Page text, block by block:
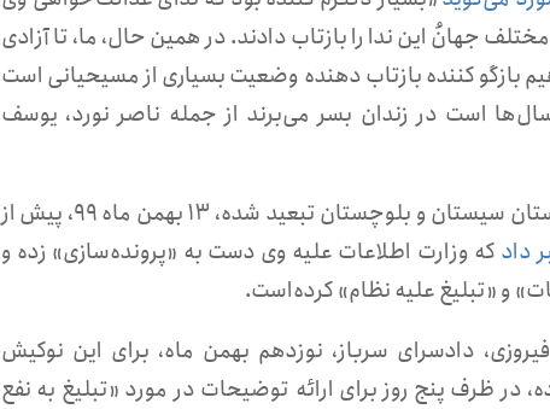
جهانُ این ندا را بازتاب دادند. در همین حال، ما، تا آزادی
بازگو کننده بازتاب دهنده وضعیت بسیاری از مسیحیانی است
سال‌ها است در زندان بسر می‌برند از جمله ناصر نورد، یوسف
آقای فیروزی که پس از آزادی به شهر راسک در استان سیستان و بلوچستان تبعید شده، ۱۳ بهمن ماه ۹۹، پیش از
داد که وزارت اطلاعات علیه وی دست به «پرونده‌سازی» زده و
و «تبلیغ علیه نظام» کرده‌است.
دادسرای سرباز، نوزدهم بهمن ماه، برای این نوکیش
در ظرف پنج روز برای ارائه توضیحات در مورد «تبلیغ به نفع